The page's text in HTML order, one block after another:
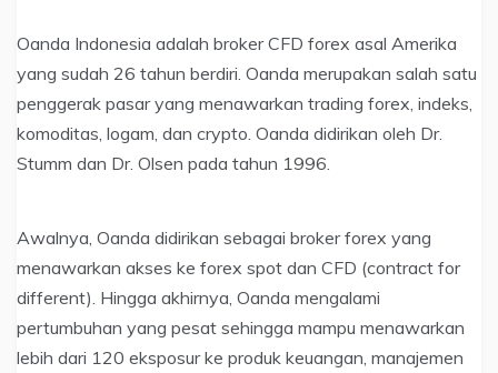
Oanda Indonesia adalah broker CFD forex asal Amerika
yang sudah 26 tahun berdiri. Oanda merupakan salah satu
penggerak pasar yang menawarkan trading forex, indeks,
komoditas, logam, dan crypto. Oanda didirikan oleh Dr.
Stumm dan Dr. Olsen pada tahun 1996.
Awalnya, Oanda didirikan sebagai broker forex yang
menawarkan akses ke forex spot dan CFD (contract for
different). Hingga akhirnya, Oanda mengalami
pertumbuhan yang pesat sehingga mampu menawarkan
lebih dari 120 eksposur ke produk keuangan, manajemen